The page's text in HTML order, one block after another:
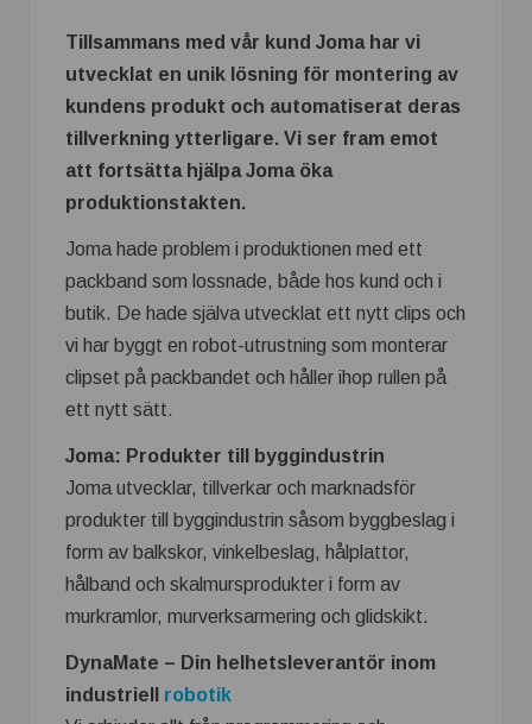
Tillsammans med vår kund Joma har vi
utvecklat en unik lösning för montering av
kundens produkt och automatiserat deras
tillverkning ytterligare. Vi ser fram emot
att fortsätta hjälpa Joma öka
produktionstakten.
Joma hade problem i produktionen med ett
packband som lossnade, både hos kund och i
butik. De hade själva utvecklat ett nytt clips och
vi har byggt en robot-utrustning som monterar
clipset på packbandet och håller ihop rullen på
ett nytt sätt.
Joma: Produkter till byggindustrin
Joma utvecklar, tillverkar och marknadsför
produkter till byggindustrin såsom byggbeslag i
form av balkskor, vinkelbeslag, hålplattor,
hålband och skalmursprodukter i form av
murkramlor, murverksarmering och glidskikt.
DynaMate – Din helhetsleverantör inom
industriell robotik